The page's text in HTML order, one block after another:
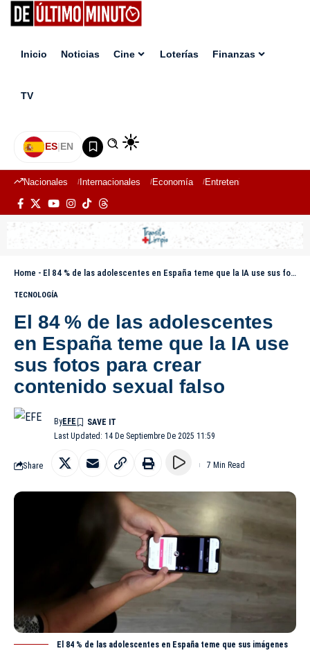
Inicio Noticias Cine Loterías Finanzas
TV
ES|EN
Nacionales Internacionales Economía Entretenimiento
Home - El 84 % de las adolescentes en España teme que la IA use sus fotos para crear contenido sexual falso
TECNOLOGÍA
El 84 % de las adolescentes
en España teme que la IA use
sus fotos para crear
contenido sexual falso
Last Updated: 14 De Septiembre De 2025 11:59
ByEFE
Share 7 Min Read
El 84 % de las adolescentes en España teme que sus imágenes